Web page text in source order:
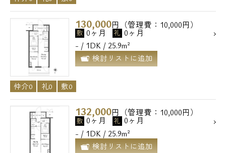
130,000円（管理費：10,000円）
敷 0ヶ月 礼 0ヶ月
- / 1DK / 25.9m²
検討リストに追加
仲介0 礼0 敷0
132,000円（管理費：10,000円）
敷 0ヶ月 礼 0ヶ月
- / 1DK / 25.9m²
検討リストに追加